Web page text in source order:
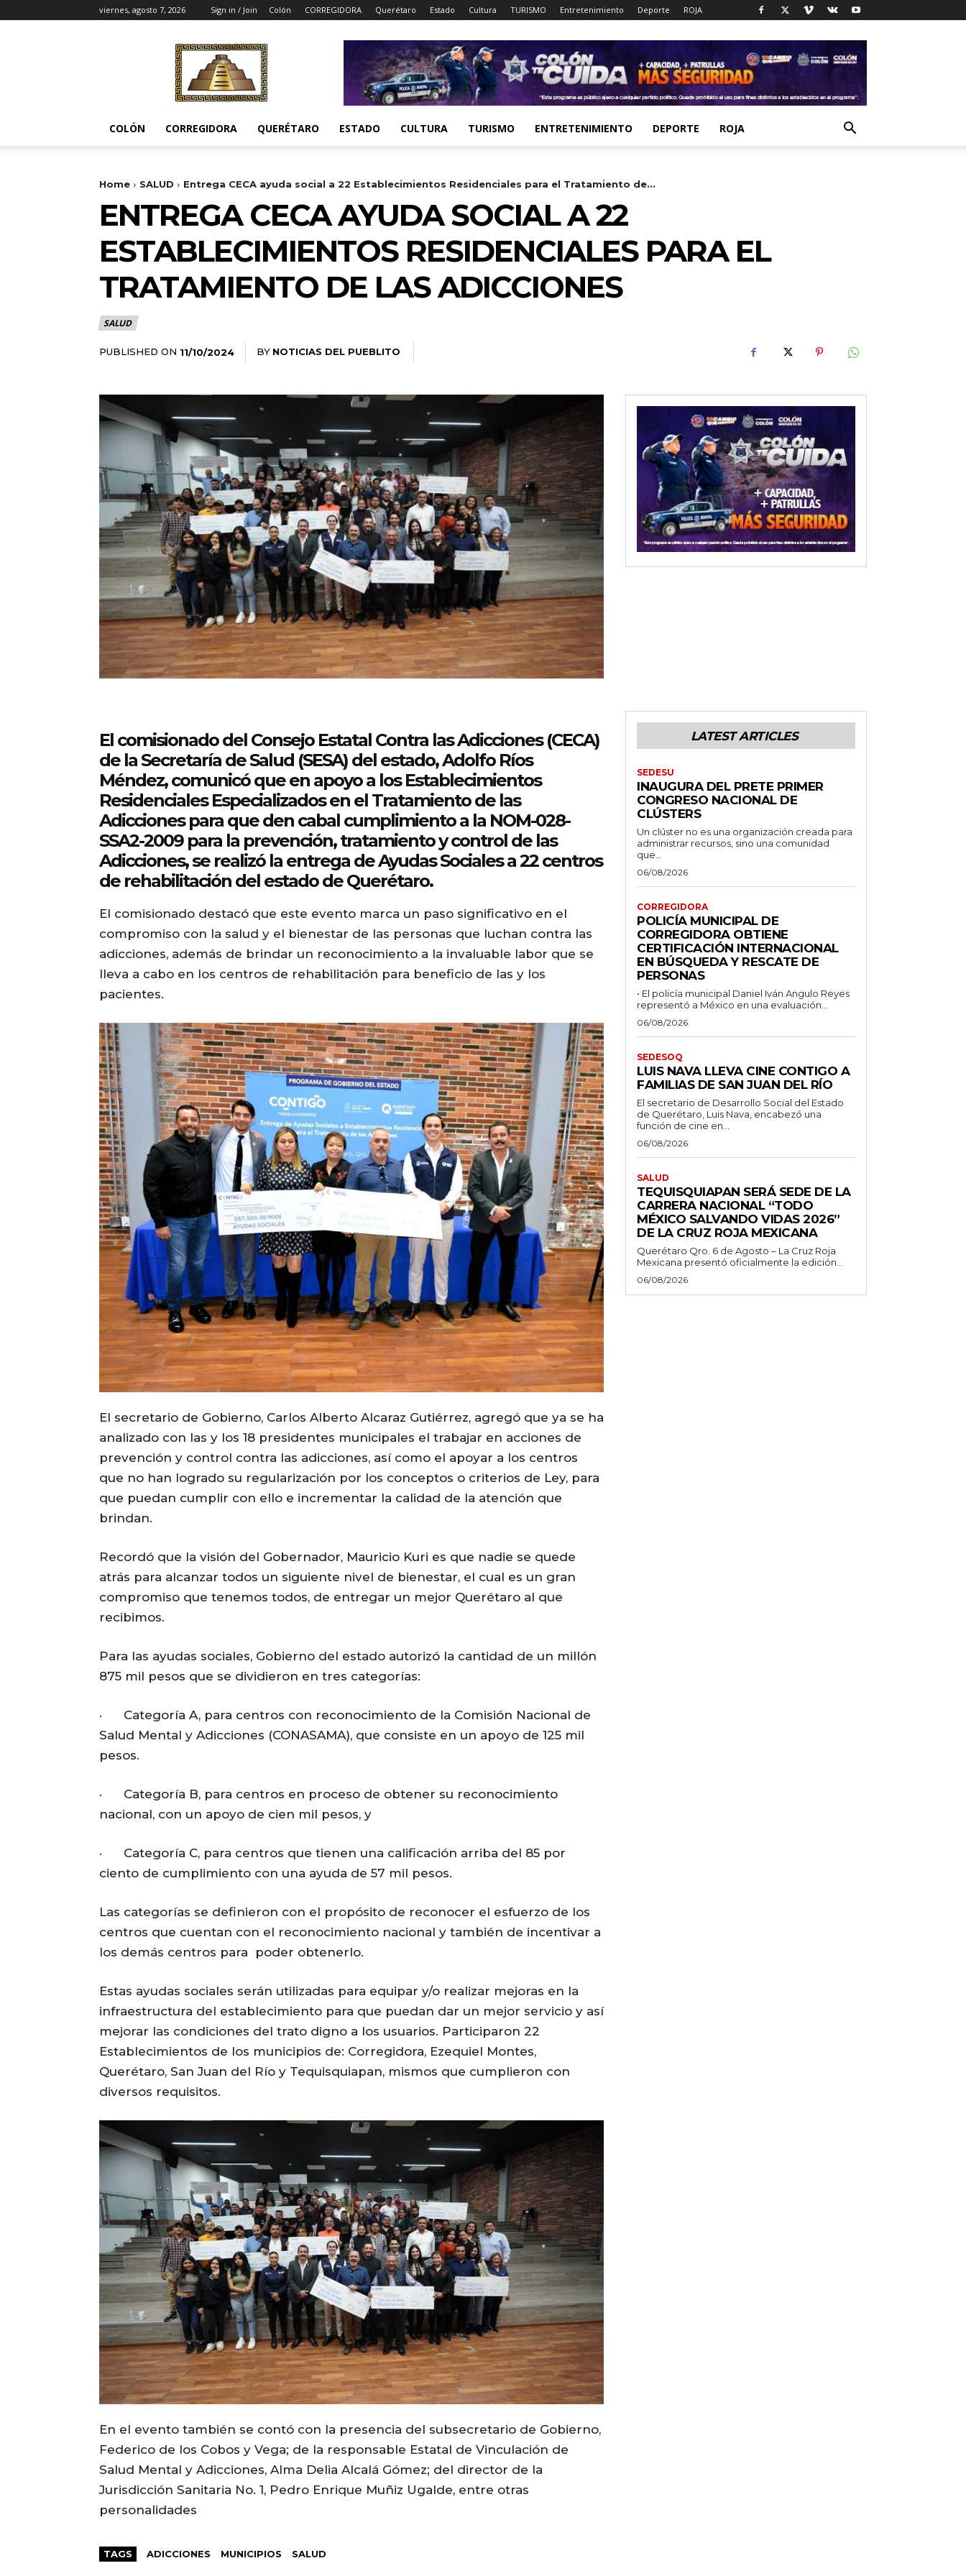
viernes, agosto 7, 2026 Sign in / Join Colón CORREGIDORA Querétaro Estado Cultura TURISMO Entretenimiento Deporte ROJA
Noticias
del
Pueblito
COLÓN CORREGIDORA QUERÉTARO ESTADO CULTURA TURISMO ENTRETENIMIENTO DEPORTE ROJA
Home SALUD Entrega CECA ayuda social a 22 Establecimientos Residenciales para el Tratamiento de...
ENTREGA CECA AYUDA SOCIAL A 22
ESTABLECIMIENTOS RESIDENCIALES PARA EL
TRATAMIENTO DE LAS ADICCIONES
SALUD
PUBLISHED ON 11/10/2024 BY NOTICIAS DEL PUEBLITO
El comisionado del Consejo Estatal Contra las Adicciones (CECA)
de la Secretaría de Salud (SESA) del estado, Adolfo Ríos
Méndez, comunicó que en apoyo a los Establecimientos
Residenciales Especializados en el Tratamiento de las
Adicciones para que den cabal cumplimiento a la NOM-028-
SSA2-2009 para la prevención, tratamiento y control de las
Adicciones, se realizó la entrega de Ayudas Sociales a 22 centros
de rehabilitación del estado de Querétaro.
El comisionado destacó que este evento marca un paso significativo en el
compromiso con la salud y el bienestar de las personas que luchan contra las
adicciones, además de brindar un reconocimiento a la invaluable labor que se
lleva a cabo en los centros de rehabilitación para beneficio de las y los
pacientes.
El secretario de Gobierno, Carlos Alberto Alcaraz Gutiérrez, agregó que ya se ha
analizado con las y los 18 presidentes municipales el trabajar en acciones de
prevención y control contra las adicciones, así como el apoyar a los centros
que no han logrado su regularización por los conceptos o criterios de Ley, para
que puedan cumplir con ello e incrementar la calidad de la atención que
brindan.
Recordó que la visión del Gobernador, Mauricio Kuri es que nadie se quede
atrás para alcanzar todos un siguiente nivel de bienestar, el cual es un gran
compromiso que tenemos todos, de entregar un mejor Querétaro al que
recibimos.
Para las ayudas sociales, Gobierno del estado autorizó la cantidad de un millón
875 mil pesos que se dividieron en tres categorías:
· Categoría A, para centros con reconocimiento de la Comisión Nacional de
Salud Mental y Adicciones (CONASAMA), que consiste en un apoyo de 125 mil
pesos.
· Categoría B, para centros en proceso de obtener su reconocimiento
nacional, con un apoyo de cien mil pesos, y
· Categoría C, para centros que tienen una calificación arriba del 85 por
ciento de cumplimiento con una ayuda de 57 mil pesos.
Las categorías se definieron con el propósito de reconocer el esfuerzo de los
centros que cuentan con el reconocimiento nacional y también de incentivar a
los demás centros para poder obtenerlo.
Estas ayudas sociales serán utilizadas para equipar y/o realizar mejoras en la
infraestructura del establecimiento para que puedan dar un mejor servicio y así
mejorar las condiciones del trato digno a los usuarios. Participaron 22
Establecimientos de los municipios de: Corregidora, Ezequiel Montes,
Querétaro, San Juan del Río y Tequisquiapan, mismos que cumplieron con
diversos requisitos.
En el evento también se contó con la presencia del subsecretario de Gobierno,
Federico de los Cobos y Vega; de la responsable Estatal de Vinculación de
Salud Mental y Adicciones, Alma Delia Alcalá Gómez; del director de la
Jurisdicción Sanitaria No. 1, Pedro Enrique Muñiz Ugalde, entre otras
personalidades
TAGS ADICCIONES MUNICIPIOS SALUD
LATEST ARTICLES
SEDESU
INAUGURA DEL PRETE PRIMER
CONGRESO NACIONAL DE
CLÚSTERS
Un clúster no es una organización creada para
administrar recursos, sino una comunidad
que...
06/08/2026
CORREGIDORA
POLICÍA MUNICIPAL DE
CORREGIDORA OBTIENE
CERTIFICACIÓN INTERNACIONAL
EN BÚSQUEDA Y RESCATE DE
PERSONAS
• El policía municipal Daniel Iván Angulo Reyes
representó a México en una evaluación...
06/08/2026
SEDESOQ
LUIS NAVA LLEVA CINE CONTIGO A
FAMILIAS DE SAN JUAN DEL RÍO
El secretario de Desarrollo Social del Estado
de Querétaro, Luis Nava, encabezó una
función de cine en...
06/08/2026
SALUD
TEQUISQUIAPAN SERÁ SEDE DE LA
CARRERA NACIONAL “TODO
MÉXICO SALVANDO VIDAS 2026”
DE LA CRUZ ROJA MEXICANA
Querétaro Qro. 6 de Agosto – La Cruz Roja
Mexicana presentó oficialmente la edición...
06/08/2026